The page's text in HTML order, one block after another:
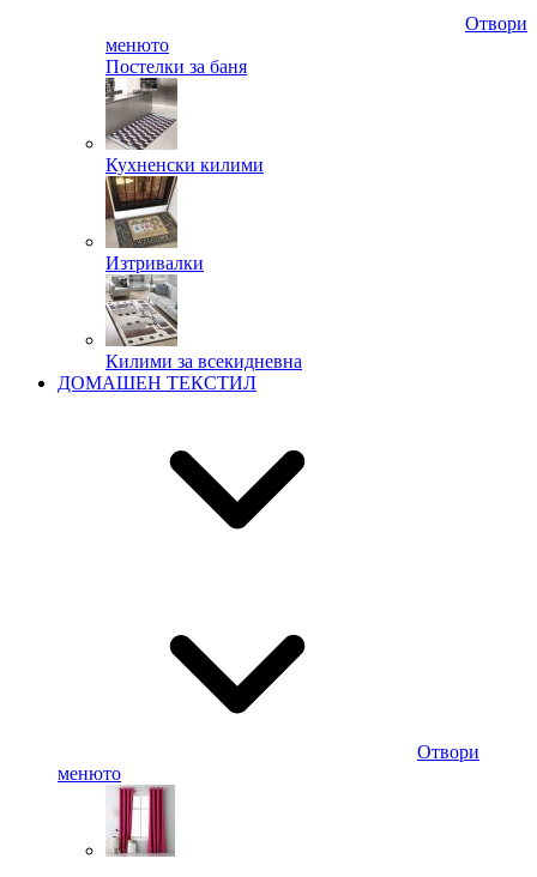
Отвори
менюто
Постелки за баня
Кухненски килими
Изтривалки
Килими за всекидневна
ДОМАШЕН ТЕКСТИЛ
Отвори
менюто